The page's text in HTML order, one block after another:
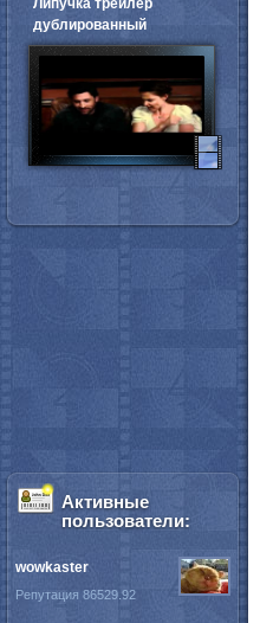
дублированный
Активные
пользователи:
wowkaster
Репутация 86529.92